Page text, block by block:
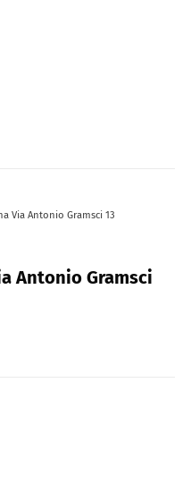
Via Antonio Gramsci 13
Antonio Gramsci